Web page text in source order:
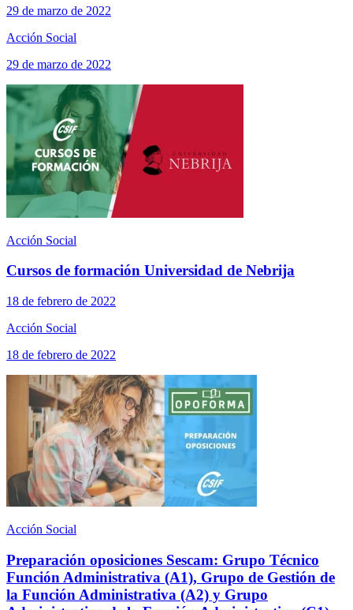
29 de marzo de 2022
Acción Social
29 de marzo de 2022
Acción Social
Cursos de formación Universidad de Nebrija
18 de febrero de 2022
Acción Social
18 de febrero de 2022
Acción Social
Preparación oposiciones Sescam: Grupo Técnico
Función Administrativa (A1), Grupo de Gestión de
la Función Administrativa (A2) y Grupo